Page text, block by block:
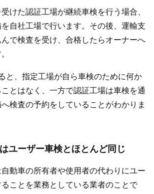
けた認証工場が継続車検を行う場合、
自社工場で行います。その後、運輸支
で検査を受け、合格したらオーナーへ
と、指定工場が自ら車検のために何か
とはなく、一方で認証工場は車検を通
検査の予約をしていることがわかりま
ユーザー車検とほとんど同じ
動車の所有者や使用者の代わりにユー
ことを業務としている業者のことで